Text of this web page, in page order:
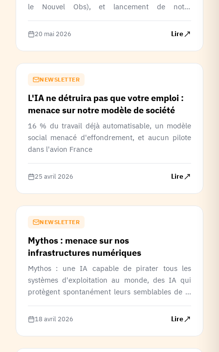
le Nouvel Obs), et lancement de notre
financement participatif pour équiper nos 11
groupes locaux et organiser un week-end de
20 mai 2026 Lire
NEWSLETTER
L'IA ne détruira pas que votre emploi :
menace sur notre modèle de société
16 % du travail déjà automatisable, un modèle
social menacé d'effondrement, et aucun pilote
dans l'avion France
25 avril 2026 Lire
NEWSLETTER
Mythos : menace sur nos
infrastructures numériques
Mythos : une IA capable de pirater tous les
systèmes d'exploitation au monde, des IA qui
protègent spontanément leurs semblables de la
suppression
18 avril 2026 Lire